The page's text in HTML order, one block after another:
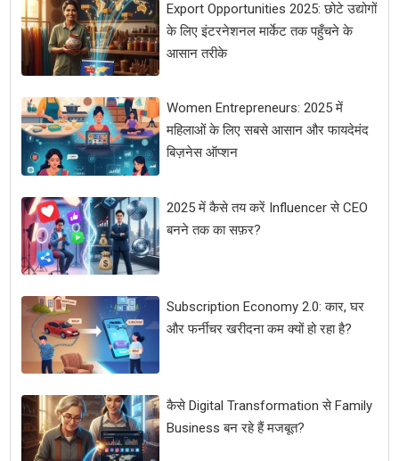
Export Opportunities 2025: छोटे उद्योगों
के लिए इंटरनेशनल मार्केट तक पहुँचने के
आसान तरीके
Women Entrepreneurs: 2025 में
महिलाओं के लिए सबसे आसान और फायदेमंद
बिज़नेस ऑप्शन
2025 में कैसे तय करें Influencer से CEO
बनने तक का सफ़र?
Subscription Economy 2.0: कार, घर
और फर्नीचर खरीदना कम क्यों हो रहा है?
कैसे Digital Transformation से Family
Business बन रहे हैं मजबूत?